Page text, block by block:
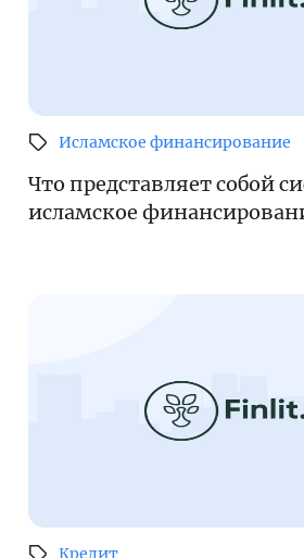
Исламское финансирование
Что представляет собой
исламское
Кредит